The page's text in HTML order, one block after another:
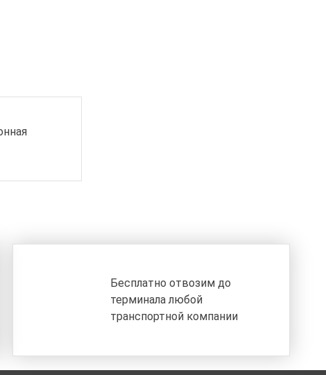
Бесплатно отвозим до
терминала любой
транспортной компании